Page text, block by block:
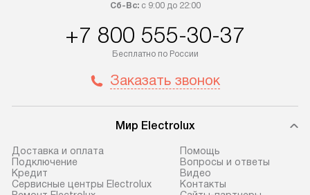
Сб-Вс:с 9:00 до 22:00
+7 800 555-30-37
Бесплатно по России
Заказать звонок
Мир Electrolux
Доставка и оплата
Подключение
Кредит
Сервисные центры Electrolux
Помощь
Вопросы и ответы
Видео
Контакты